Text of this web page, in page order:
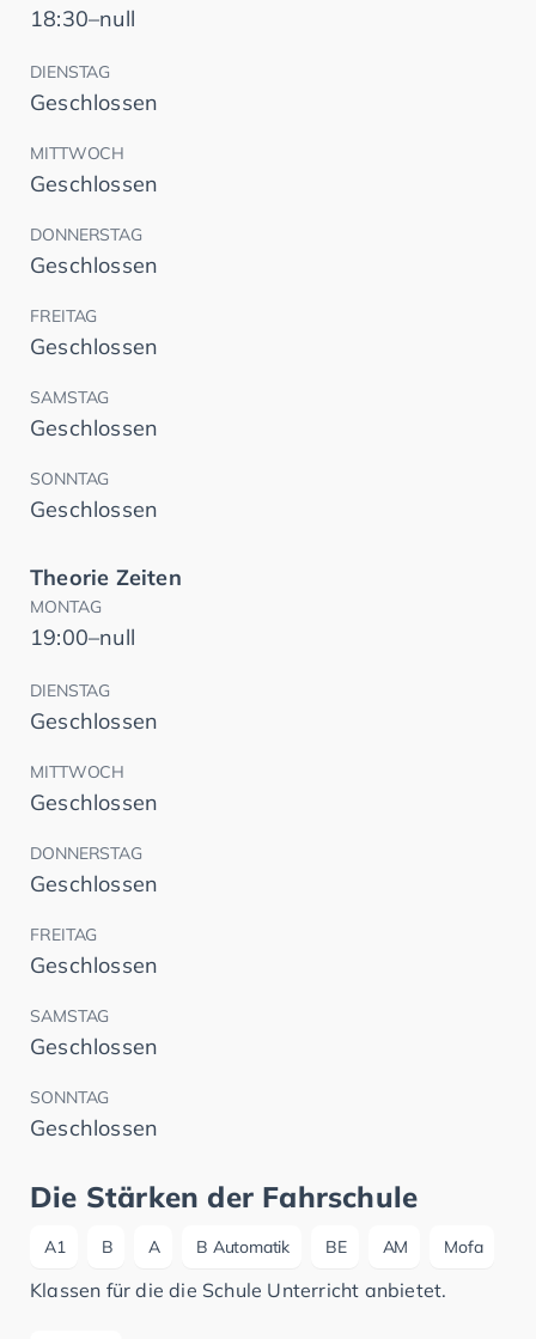
18:30–null
DIENSTAG
Geschlossen
MITTWOCH
Geschlossen
DONNERSTAG
Geschlossen
FREITAG
Geschlossen
SAMSTAG
Geschlossen
SONNTAG
Geschlossen
Theorie Zeiten
MONTAG
19:00–null
DIENSTAG
Geschlossen
MITTWOCH
Geschlossen
DONNERSTAG
Geschlossen
FREITAG
Geschlossen
SAMSTAG
Geschlossen
SONNTAG
Geschlossen
Die Stärken der Fahrschule
A1 B A B Automatik BE AM Mofa
Klassen für die die Schule Unterricht anbietet.